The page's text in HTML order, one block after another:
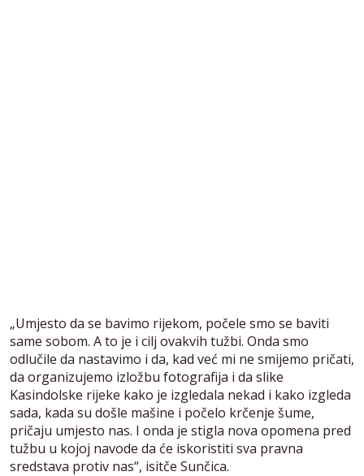
„Umjesto da se bavimo rijekom, počele smo se baviti
same sobom. A to je i cilj ovakvih tužbi. Onda smo
odlučile da nastavimo i da, kad već mi ne smijemo pričati,
da organizujemo izložbu fotografija i da slike
Kasindolske rijeke kako je izgledala nekad i kako izgleda
sada, kada su došle mašine i počelo krčenje šume,
pričaju umjesto nas. I onda je stigla nova opomena pred
tužbu u kojoj navode da će iskoristiti sva pravna
sredstava protiv nas“, isitče Sunčica.